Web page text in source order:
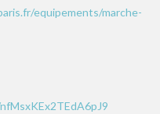
equipements/marche-